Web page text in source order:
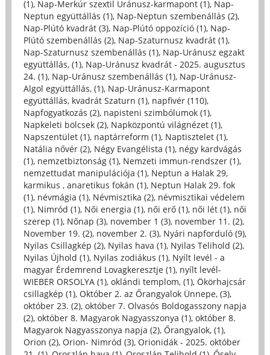
(1), Nap-Merkúr szextil Uránusz-karmapont (1), Nap-
Neptun együttállás (1), Nap-Neptun szembenállás (2),
Nap-Plútó kvadrát (3), Nap-Plútó oppozíció (1), Nap-
Plútó szembenállás (2), Nap-Szaturnusz kvadrát (1),
Nap-Szaturnusz szembenállás (1), Nap-Uránusz egzakt
együttállás, (1), Nap-Uránusz kvadrát - 2025. augusztus
24. (1), Nap-Uránusz szembenállás (1), Nap-Uránusz-
Algol együttállás, (1), Nap-Uránusz-Karmapont
együttállás, kvadrát Szaturn (1), napfivér (110),
Napfogyatkozás (2), napisteni szimbólumok (1),
Napkeleti bölcsek (2), Napközpontú világnézet (1),
Napszentület (1), naptárreform (1), Naptisztelet (1),
Natália nővér (2), Négy Evangélista (1), négy kardvágás
(1), nemzetbiztonság (1), Nemzeti immun-rendszer (1),
nemzettudat manipulációja (1), Neptun a Halak 29,
karmikus , anaretikus fokán (1), Neptun Halak 29. fok
(1), névmágia (1), Névmisztika (2), névmisztikai védelem
(1), Nimród (1), Női energia (1), női erő (1), női lét (1), női
szerep (1), Nőnap (3), november 1 (3), november 11. (2),
November 19. (2), november 2. (3), Nyári napforduló (9),
Nyilas Csillagkép (2), Nyilas hava (1), Nyilas Telihold (2),
Nyilas Újhold (1), Nyilas zodiákus (1), Nyílt levél - a
magyar Érdemrend Lovagkeresztje (1), nyílt levél-
WIEBER ORSOLYA (1), oklándi templom, (1), Ökörhajcsár
csillagkép (1), Október 2. az Őrangyalok Ünnepe, (3),
október 23. (2), október 7. Olvasós Boldogasszony napja
(2), október 8. Magyarok Nagyasszonya (1), október 8.
Magyarok Nagyasszonya napja (2), Őrangyalok, (1),
Orion (2), Orion- Nimród (3), Orionidák - 2025. október